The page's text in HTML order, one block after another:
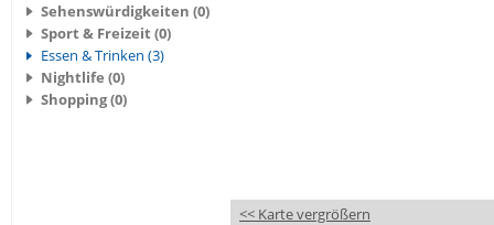
Sehenswürdigkeiten (0)
Sport & Freizeit (0)
Essen & Trinken (3)
Nightlife (0)
Shopping (0)
<< Karte vergrößern